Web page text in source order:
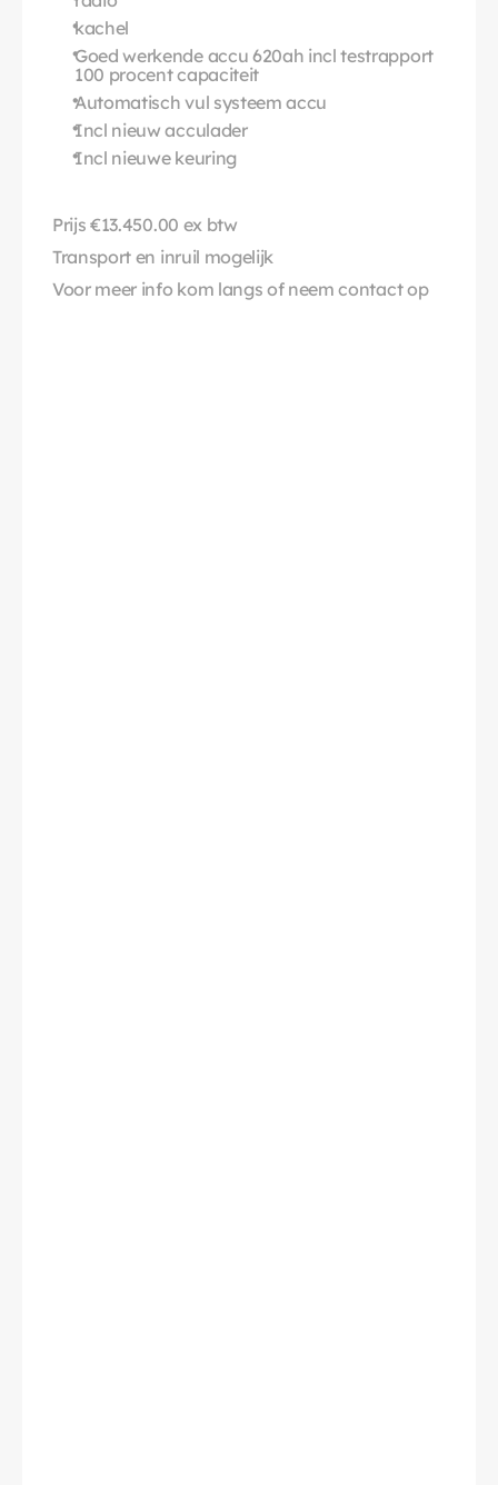
kachel
Goed werkende accu 620ah incl testrapport
100 procent capaciteit
Automatisch vul systeem accu
Incl nieuw acculader
Incl nieuwe keuring
Prijs €13.450.00 ex btw
Transport en inruil mogelijk
Voor meer info kom langs of neem contact op